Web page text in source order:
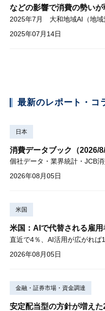
などの影響で消費の勢いが
2025年7月 大和地域AI（地域
2025年07月14日
最新のレポート・コ
日本
消費データブック（2026/8/
2026年08月05日
米国
米国：AIで代替される雇
2026年08月05日
金融・証券市場・資金調達
安定配当型の方針が増え